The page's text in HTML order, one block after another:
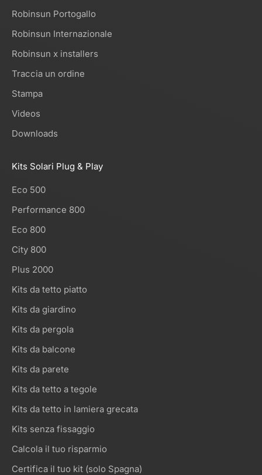
Robinsun Portogallo
Robinsun Internazionale
Robinsun x installers
Traccia un ordine
Stampa
Videos
Downloads
Kits Solari Plug & Play
Eco 500
Performance 800
Eco 800
City 800
Plus 2000
Kits da tetto piatto
Kits da giardino
Kits da pergola
Kits da balcone
Kits da parete
Kits da tetto a tegole
Kits da tetto in lamiera grecata
Kits senza fissaggio
Calcola il tuo risparmio
Certifica il tuo kit (solo Spagna)